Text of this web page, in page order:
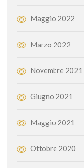
Maggio 2022
Marzo 2022
Novembre 2021
Giugno 2021
Maggio 2021
Ottobre 2020